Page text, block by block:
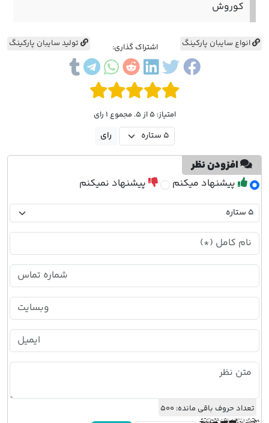
کوروش
انواع سایبان پارکینگ تولید سایبان پارکینگ اشتراک گذاری:
امتیاز: 5 از 5. مجموع 1 رای
افزودن نظر
پیشنهاد میکنم پیشنهاد نمیکنم
تعداد حروف باقی مانده:500